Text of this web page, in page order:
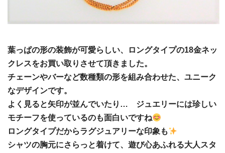
葉っぱの形の装飾が可愛らしい、ロングタイプの18金ネッ
クレスをお買い取りさせて頂きました。
チェーンやバーなど数種類の形を組み合わせた、ユニーク
なデザインです。
よく見ると矢印が並んでいたり… ジュエリーには珍しい
モチーフを使っているのも面白いですね
ロングタイプだからラグジュアリーな印象も
シャツの胸元にさらっと着けて、遊び心あふれる大人スタ